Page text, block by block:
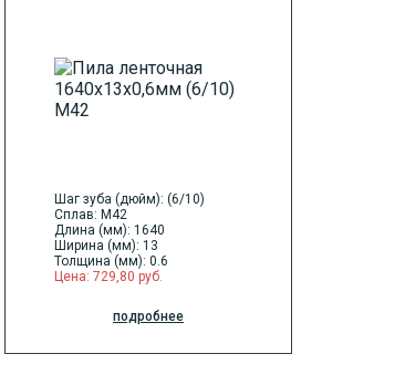
Шаг зуба (дюйм): (6/10)
Сплав: M42
Длина (мм): 1640
Ширина (мм): 13
Толщина (мм): 0.6
Цена: 729,80 руб.
подробнее